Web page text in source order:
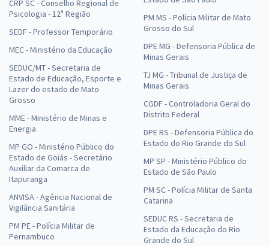
CRP SC - Conselho Regional de
Psicologia - 12ª Região
SEDF - Professor Temporário
MEC - Ministério da Educação
SEDUC/MT - Secretaria de
Estado de Educação, Esporte e
Lazer do estado de Mato
Grosso
MME - Ministério de Minas e
Energia
MP GO - Ministério Público do
Estado de Goiás - Secretário
Auxiliar da Comarca de
Itapuranga
ANVISA - Agência Nacional de
Vigilância Sanitária
PM PE - Polícia Militar de
Pernambuco
PM MS - Polícia Militar de Mato
Grosso do Sul
DPE MG - Defensoria Pública de
Minas Gerais
TJ MG - Tribunal de Justiça de
Minas Gerais
CGDF - Controladoria Geral do
Distrito Federal
DPE RS - Defensoria Pública do
Estado do Rio Grande do Sul
MP SP - Ministério Público do
Estado de São Paulo
PM SC - Polícia Militar de Santa
Catarina
SEDUC RS - Secretaria de
Estado da Educação do Rio
Grande do Sul